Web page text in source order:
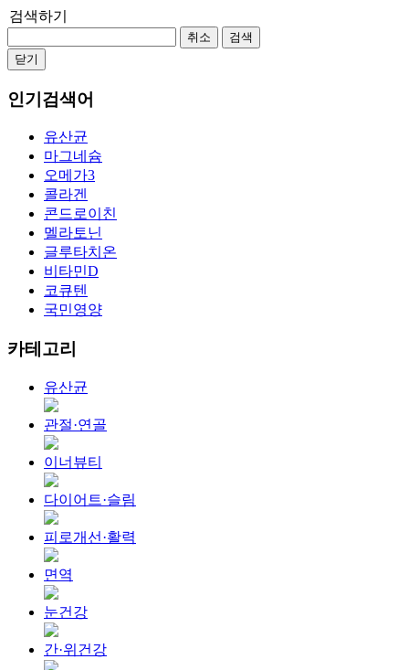
검색하기
취소
검색
닫기
인기검색어
유산균
마그네슘
오메가3
콜라겐
콘드로이친
멜라토닌
글루타치온
비타민D
코큐텐
국민영양
카테고리
유산균
관절·연골
이너뷰티
다이어트·슬림
피로개선·활력
면역
눈건강
간·위건강